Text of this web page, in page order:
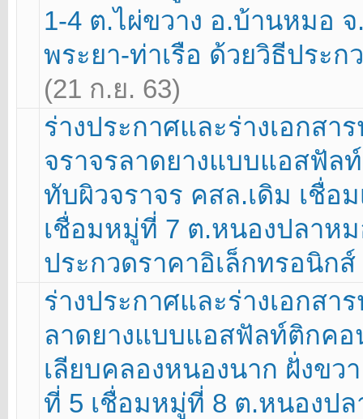
1-4 ต.ไผ่ขวาง อ.บ้านหมอ
พระยา-ท่าเรือ ด้วยวิธีประ
(21 ก.ย. 63)
ร่างประกาศและร่างเอกสา
จราจรลาดยางแบบแอสฟัล
ทับผิวจราจร คสล.เดิม เชื่อ
เชื่อมหมู่ที่ 7 ต.หนองปลาห
ประกวดราคาอิเล็กทรอนิก
ร่างประกาศและร่างเอกสา
ลาดยางแบบแอสฟัลท์ติกคอ
เลียบคลองหนองนาก ฝั่งข
ที่ 5 เชื่อมหมู่ที่ 8 ต.หนองป